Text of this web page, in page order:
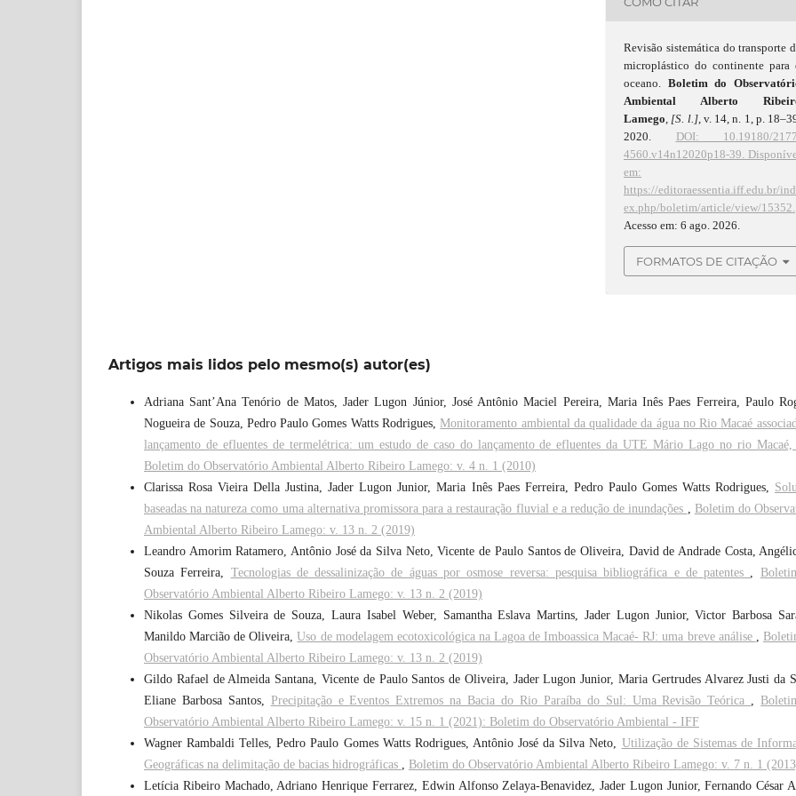
Revisão sistemática do transporte
microplástico do continente para
oceano. Boletim do
Ambiental Alberto
Lamego [S. l.], v. 14, n. 1, p.
2020. DOI: 10.19180/
4560.v14n12020p18-39.
em:
https://editoraessentia.iff.edu.br/ind
ex.php/boletim/article/view/15352.
Acesso em: 6 ago. 2026.
FORMATOS DE CITAÇÃO
Artigos mais lidos pelo mesmo(s) autor(es)
Adriana Sant’Ana Tenório de Matos, Jader Lugon Júnior, José Antônio Maciel Pereira, Maria Inês Paes Ferreira, Paulo
Nogueira de Souza, Pedro Paulo Gomes Watts Rodrigues, Monitoramento ambiental da qualidade da água no Rio Macaé
lançamento de efluentes de termelétrica: um estudo de caso do lançamento de efluentes da UTE Mário Lago no rio Macaé,
Boletim do Observatório Ambiental Alberto Ribeiro Lamego: v. 4 n. 1 (2010)
Clarissa Rosa Vieira Della Justina, Jader Lugon Junior, Maria Inês Paes Ferreira, Pedro Paulo Gomes Watts Rodrigues,
baseadas na natureza como uma alternativa promissora para a restauração fluvial e a redução de inundações , Boletim do
Ambiental Alberto Ribeiro Lamego: v. 13 n. 2 (2019)
Leandro Amorim Ratamero, Antônio José da Silva Neto, Vicente de Paulo Santos de Oliveira, David de Andrade Costa,
Souza Ferreira, Tecnologias de dessalinização de águas por osmose reversa: pesquisa bibliográfica e de patentes ,
Observatório Ambiental Alberto Ribeiro Lamego: v. 13 n. 2 (2019)
Nikolas Gomes Silveira de Souza, Laura Isabel Weber, Samantha Eslava Martins, Jader Lugon Junior, Victor Barbosa
Manildo Marcião de Oliveira,Uso de modelagem ecotoxicológica na Lagoa de Imboassica Macaé- RJ: uma breve análise ,
Observatório Ambiental Alberto Ribeiro Lamego: v. 13 n. 2 (2019)
Gildo Rafael de Almeida Santana, Vicente de Paulo Santos de Oliveira, Jader Lugon Junior, Maria Gertrudes Alvarez Justi da
Eliane Barbosa Santos, Precipitação e Eventos Extremos na Bacia do Rio Paraíba do Sul: Uma Revisão Teórica ,
Observatório Ambiental Alberto Ribeiro Lamego: v. 15 n. 1 (2021): Boletim do Observatório Ambiental - IFF
Wagner Rambaldi Telles, Pedro Paulo Gomes Watts Rodrigues, Antônio José da Silva Neto, Utilização de Sistemas de
Geográficas na delimitação de bacias hidrográficas , Boletim do Observatório Ambiental Alberto Ribeiro Lamego: v. 7 n. 1
Letícia Ribeiro Machado, Adriano Henrique Ferrarez, Edwin Alfonso Zelaya-Benavidez, Jader Lugon Junior, Fernando César